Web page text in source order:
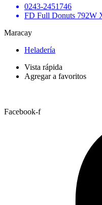
0243-2451746
FD Full Donuts 792W
Maracay
Heladería
Vista rápida
Agregar a favoritos
Facebook-f